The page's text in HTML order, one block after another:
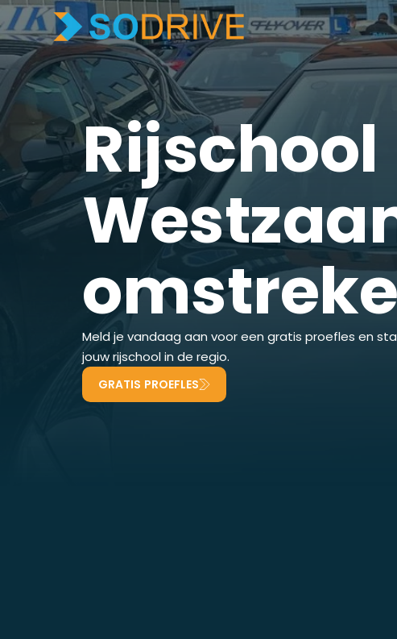
Rijschool
Meld je vandaag aan voor een gratis proefles en
jouw rijschool in de regio.
GRATIS PROEFLES